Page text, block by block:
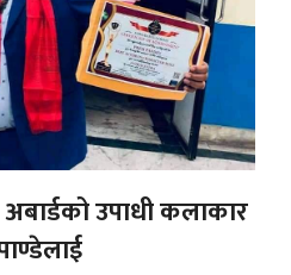
उपाधी कलाकार